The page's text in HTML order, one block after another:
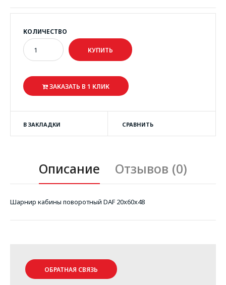
КОЛИЧЕСТВО
ЗАКАЗАТЬ В 1 КЛИК
В ЗАКЛАДКИ СРАВНИТЬ
Описание Отзывов (0)
Шарнир кабины поворотный DAF 20x60x48
ОБРАТНАЯ СВЯЗЬ